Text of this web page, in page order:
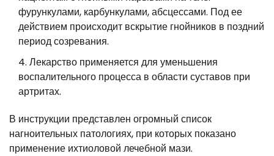
фурункулами, карбункулами, абсцессами. Под ее
действием происходит вскрытие гнойников в поздний
период созревания.
Лекарство применяется для уменьшения
воспалительного процесса в области суставов при
артритах.
В инструкции представлен огромный список
нагноительных патологиях, при которых показано
применение ихтиоловой лечебной мази.